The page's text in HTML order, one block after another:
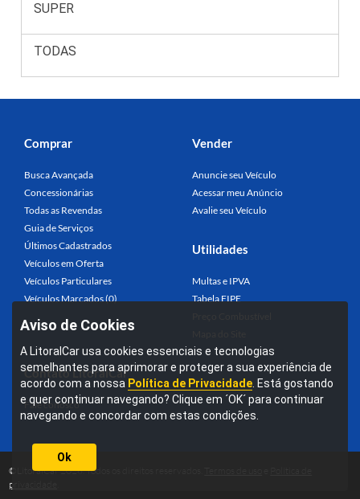
SUPER
TODAS
Comprar
Busca Avançada
Concessionárias
Todas as Revendas
Guia de Serviços
Últimos Cadastrados
Veículos em Oferta
Veículos Particulares
Veículos Marcados (0)
Vender
Anuncie seu Veículo
Acessar meu Anúncio
Avalie seu Veículo
Utilidades
Multas e IPVA
Tabela FIPE
Contato LitoralCar
Fale conosco
©LitoralCar 2026. Todos os direitos reservados.
privacidade
Aviso de Cookies
A LitoralCar usa cookies essenciais e tecnologias
semelhantes para aprimorar e proteger a sua experiência de
acordo com a nossa Política de Privacidade . Está gostando
e quer continuar navegando? Clique em ´OK´ para continuar
navegando e concordar com estas condições.
Ok